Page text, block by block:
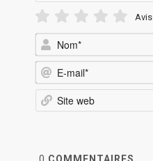
Avis